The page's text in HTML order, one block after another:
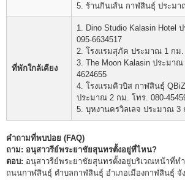
5. ร้านกินเส้น กาฬสินธุ์ ประมา
ที่พักใกล้เคียง
1. Dino Studio Kalasin Hotel
095-6634517
2. โรงแรมสุภัค ประมาณ 1 กม.
3. The Moon Kalasin ประมา
4624655
4. โรงแรมคิวบิส กาฬสินธุ์
ประมาณ 2 กม. โทร. 080-
5. บุหงานครวิลเลจ ประมาณ 3
คำถามที่พบบ่อย (FAQ)
ถาม: อนุสาวรีย์พระยาชัยสุนทรตั้งอยู่ที่ไหน?
ตอบ: อนุสาวรีย์พระยาชัยสุนทรตั้งอยู่บริเวณหน้าที่ท
ถนนกาฬสินธุ์ ตำบลกาฬสินธุ์ อำเภอเมืองกาฬสินธุ์ จั